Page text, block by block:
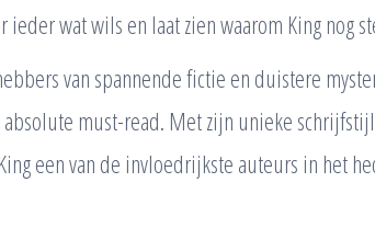
ieder wat wils en laat zien waarom King nog
van spannende fictie en duistere
must-read. Met zijn unieke
een van de invloedrijkste auteurs in het